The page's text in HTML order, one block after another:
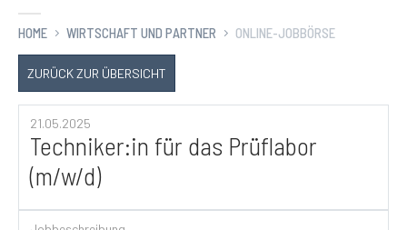
HOME WIRTSCHAFT UND PARTNER ONLINE-JOBBÖRSE
ZURÜCK ZUR ÜBERSICHT
21.05.2025
Techniker:in für das Prüflabor
(m/w/d)